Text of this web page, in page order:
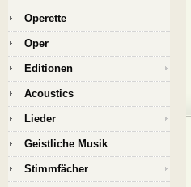
Operette
Oper
Editionen
Acoustics
Lieder
Geistliche Musik
Stimmfächer